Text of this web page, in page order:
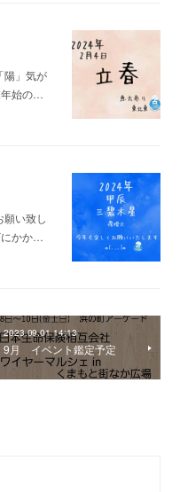
陽」気が
年始の…
い致し
にかか…
2023.09.01 14:13
9月 イベント鑑定予定